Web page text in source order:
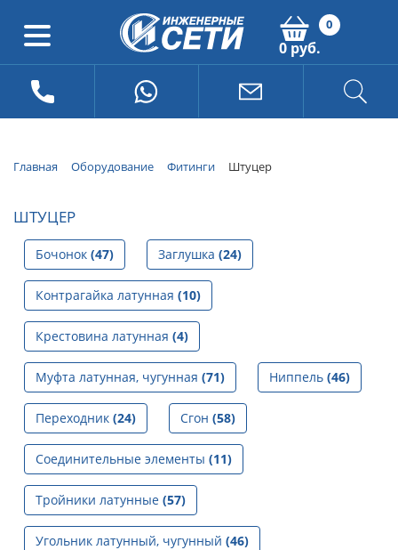
0
0 руб.
Главная Оборудование Фитинги Штуцер
ШТУЦЕР
Бочонок (47) Заглушка (24)
Контрагайка латунная (10)
Крестовина латунная (4)
Муфта латунная, чугунная (71) Ниппель (46)
Переходник (24) Сгон (58)
Соединительные элементы (11)
Тройники латунные (57)
Угольник латунный, чугунный (46)